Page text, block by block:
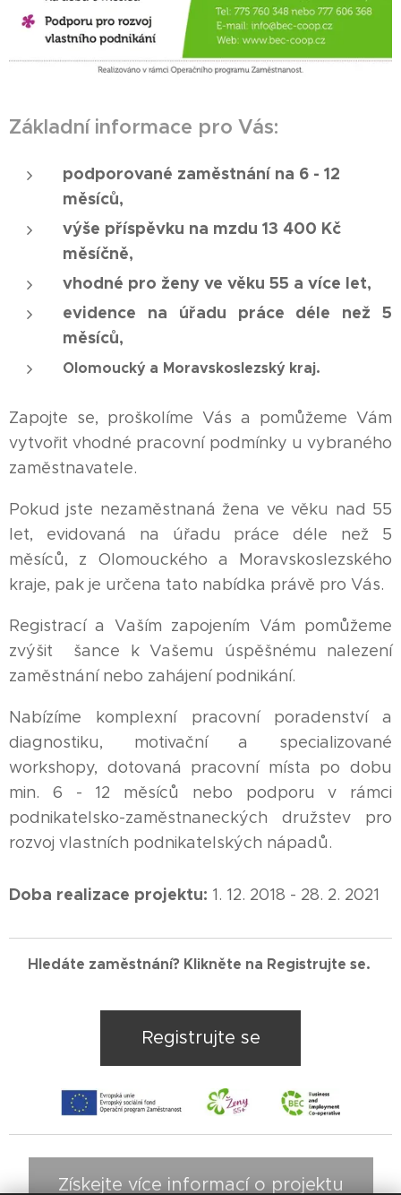
Základní informace pro Vás:
podporované zaměstnání na 6 - 12
měsíců,
výše příspěvku na mzdu 13 400 Kč
měsíčně,
vhodné pro ženy ve věku 55 a více let,
evidence na úřadu práce déle než 5
měsíců,
Olomoucký a Moravskoslezský kraj.
Zapojte se, proškolíme Vás a pomůžeme Vám
vytvořit vhodné pracovní podmínky u vybraného
zaměstnavatele.
Pokud jste nezaměstnaná žena ve věku nad 55
let, evidovaná na úřadu práce déle než 5
měsíců, z Olomouckého a Moravskoslezského
kraje, pak je určena tato nabídka právě pro Vás.
Registrací a Vaším zapojením Vám pomůžeme
zvýšit šance k Vašemu úspěšnému nalezení
zaměstnání nebo zahájení podnikání.
Nabízíme komplexní pracovní poradenství a
diagnostiku, motivační a specializované
workshopy, dotovaná pracovní místa po dobu
min. 6 - 12 měsíců nebo podporu v rámci
podnikatelsko-zaměstnaneckých družstev pro
rozvoj vlastních podnikatelských nápadů.
Doba realizace projektu: 1. 12. 2018 - 28. 2. 2021
Hledáte zaměstnání? Klikněte na Registrujte se.
Registrujte se
Získejte více informací o projektu